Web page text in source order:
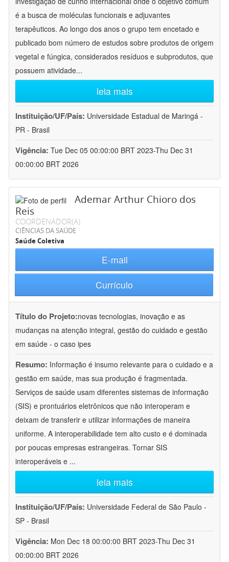
é a busca de moléculas funcionais e adjuvantes
terapêuticos. Ao longo dos anos o grupo tem encetado e
publicado bom número de estudos sobre produtos de origem
vegetal e fúngica, considerados resíduos e subprodutos, que
possuem atividade...
leia mais
Instituição/UF/País: Universidade Estadual de Maringá -
PR - Brasil
Vigência: Tue Dec 05 00:00:00 BRT 2023-Thu Dec 31
00:00:00 BRT 2026
Ademar Arthur Chioro dos
Reis
COORDENADOR(A)
CIÊNCIAS DA SAÚDE
Saúde Coletiva
E-mail
Currículo
Título do Projeto:novas tecnologias, inovação e as
mudanças na atenção integral, gestão do cuidado e gestão
em saúde - o caso ipes
Resumo: Informação é insumo relevante para o cuidado e a
gestão em saúde, mas sua produção é fragmentada.
Serviços de saúde usam diferentes sistemas de informação
(SIS) e prontuários eletrônicos que não interoperam e
deixam de transferir e utilizar informações de maneira
uniforme. A interoperabilidade tem alto custo e é dominada
por poucas empresas estrangeiras. Tornar SIS
interoperáveis e ...
leia mais
Instituição/UF/País: Universidade Federal de São Paulo -
SP - Brasil
Vigência: Mon Dec 18 00:00:00 BRT 2023-Thu Dec 31
00:00:00 BRT 2026